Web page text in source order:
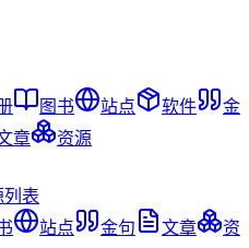
图书 站点 软件
金
章
资源
列表
站点 金句 文章
资